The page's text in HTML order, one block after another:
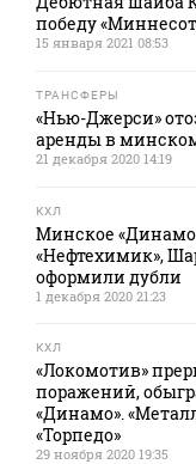
победу
15 января 2021 08:53
ТРАНСФЕРЫ
«Нью-Джерси»
аренды в
21 декабря 2020 14:19
КХЛ
Минское
«Нефтехимик»,
оформили дубли
1 декабря 2020 21:23
КХЛ
«Локомотив»
поражений,
«Динамо».
«Торпедо»
29 ноября 2020 19:35